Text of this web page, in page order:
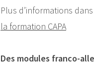
Plus d’informations
la formation CAPA
Des modules franco-